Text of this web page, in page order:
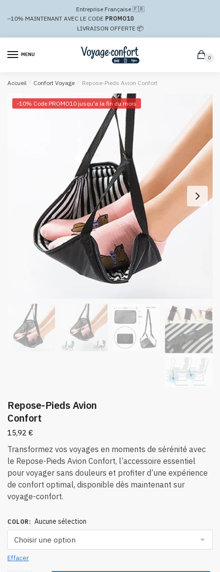
navigation
Entreprise Française 🇫🇷
–10% MAINTENANT AVEC LE CODE PROMO10
LIVRAISON OFFERTE 📦
MENU
0
Accueil / Confort Voyage / Repose-Pieds Avion Confort
-10% Code PROMO10 jusqu'a la fin du mois
Repose-Pieds Avion
Confort
15,92 €
Transformez vos voyages en moments de sérénité avec
le Repose-Pieds Avion Confort, l’accessoire essentiel
pour voyager sans douleurs et profiter d’une expérience
de confort optimal, disponible dès maintenant sur
voyage-confort.
COLOR : Aucune sélection
Effacer